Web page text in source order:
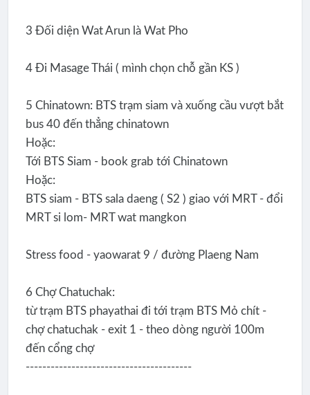
3 Đối diện Wat Arun là Wat Pho
4 Đi Masage Thái ( mình chọn chỗ gần KS )
5 Chinatown: BTS trạm siam và xuống cầu vượt bắt
bus 40 đến thẳng chinatown
Hoặc:
Tới BTS Siam - book grab tới Chinatown
Hoặc:
BTS siam - BTS sala daeng ( S2 ) giao với MRT - đổi
MRT si lom- MRT wat mangkon
Stress food - yaowarat 9 / đường Plaeng Nam
6 Chợ Chatuchak:
từ trạm BTS phayathai đi tới trạm BTS Mỏ chít -
chợ chatuchak - exit 1 - theo dòng người 100m
đến cổng chợ
----------------------------------------